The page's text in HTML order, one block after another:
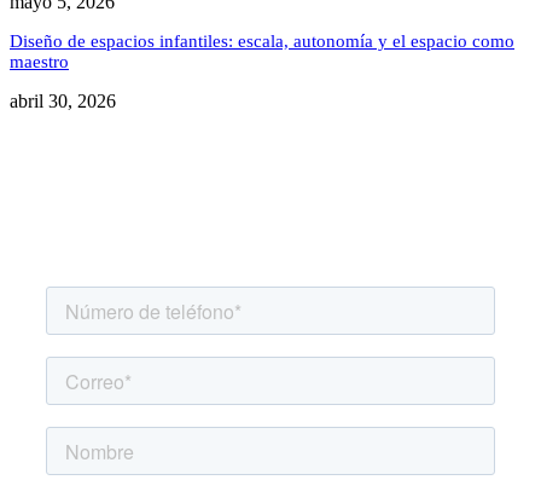
Diseño de espacios infantiles: escala, autonomía y el espacio como
maestro
abril 30, 2026